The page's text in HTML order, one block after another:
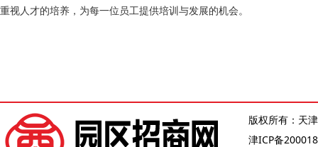
重视人才的培养，为每一位员工提供培训与发展的机会。
版权所有：天
津ICP备